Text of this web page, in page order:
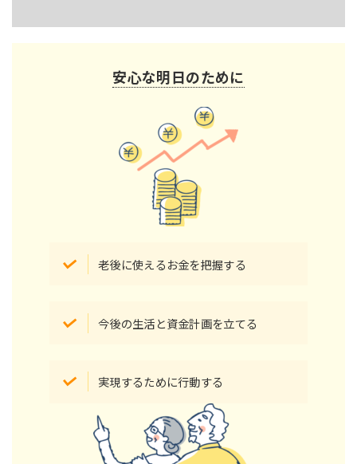
安心な明日のために
老後に使えるお金を把握する
今後の生活と資金計画を立てる
実現するために行動する